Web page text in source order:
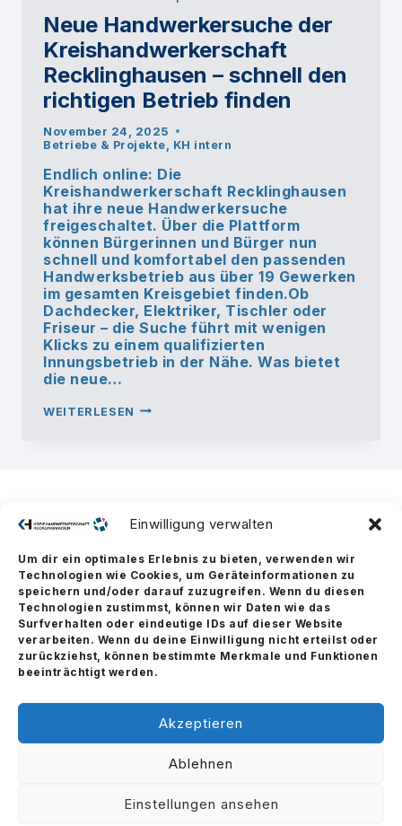
Einwilligung verwalten
Um dir ein optimales Erlebnis zu bieten, verwenden wir
Technologien wie Cookies, um Geräteinformationen zu
speichern und/oder darauf zuzugreifen. Wenn du diesen
Technologien zustimmst, können wir Daten wie das
Surfverhalten oder eindeutige IDs auf dieser Website
verarbeiten. Wenn du deine Einwilligung nicht erteilst oder
zurückziehst, können bestimmte Merkmale und Funktionen
beeinträchtigt werden.
Akzeptieren
Ablehnen
Einstellungen ansehen
Neue Handwerkersuche der
Kreishandwerkerschaft
Recklinghausen – schnell den
richtigen Betrieb finden
November 24, 2025
Betriebe & Projekte
KH intern
Endlich online: Die
Kreishandwerkerschaft Recklinghausen
hat ihre neue Handwerkersuche
freigeschaltet. Über die Plattform
können Bürgerinnen und Bürger nun
schnell und komfortabel den passenden
Handwerksbetrieb aus über 19 Gewerken
im gesamten Kreisgebiet finden.Ob
Dachdecker, Elektriker, Tischler oder
Friseur – die Suche führt mit wenigen
Klicks zu einem qualifizierten
Innungsbetrieb in der Nähe. Was bietet
die neue…
WEITERLESEN NEUE
BETRIEB
© 2026 Kreishandwerkerschaft Recklinghausen – Handwerk im Vest